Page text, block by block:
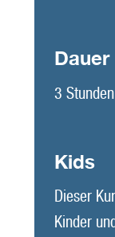
Dauer
3 Stunden
Kids
Dieser
Kinder